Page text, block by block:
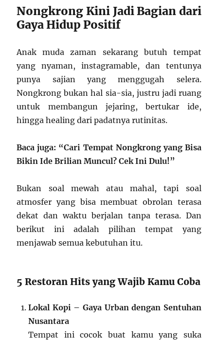
Nongkrong Kini Jadi Bagian dari
Gaya Hidup Positif
Anak muda zaman sekarang butuh tempat
yang nyaman, instagramable, dan tentunya
punya sajian yang menggugah selera.
Nongkrong bukan hal sia-sia, justru jadi ruang
untuk membangun jejaring, bertukar ide,
hingga healing dari padatnya rutinitas.
Baca juga: “Cari Tempat Nongkrong yang Bisa
Bikin Ide Brilian Muncul? Cek Ini Dulu!”
Bukan soal mewah atau mahal, tapi soal
atmosfer yang bisa membuat obrolan terasa
dekat dan waktu berjalan tanpa terasa. Dan
berikut ini adalah pilihan tempat yang
menjawab semua kebutuhan itu.
5 Restoran Hits yang Wajib Kamu Coba
Lokal Kopi – Gaya Urban dengan Sentuhan
Nusantara
Tempat ini cocok buat kamu yang suka